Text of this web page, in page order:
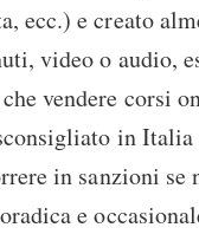
ecc.) e creato
video o audio,
vendere corsi
in Italia
in sanzioni se
e